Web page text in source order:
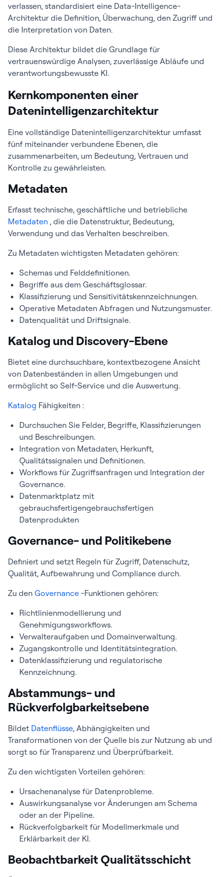
verlassen, standardisiert eine Data-Intelligence-
Architektur die Definition, Überwachung, den Zugriff und
die Interpretation von Daten.
Diese Architektur bildet die Grundlage für
vertrauenswürdige Analysen, zuverlässige Abläufe und
verantwortungsbewusste KI.
Kernkomponenten einer
Datenintelligenzarchitektur
Eine vollständige Datenintelligenzarchitektur umfasst
fünf miteinander verbundene Ebenen, die
zusammenarbeiten, um Bedeutung, Vertrauen und
Kontrolle zu gewährleisten.
Metadaten
Erfasst technische, geschäftliche und betriebliche
Metadaten , die die Datenstruktur, Bedeutung,
Verwendung und das Verhalten beschreiben.
Zu Metadaten wichtigsten Metadaten gehören:
Schemas und Felddefinitionen.
Begriffe aus dem Geschäftsglossar.
Klassifizierung und Sensitivitätskennzeichnungen.
Operative Metadaten Abfragen und Nutzungsmuster.
Datenqualität und Driftsignale.
Katalog und Discovery-Ebene
Bietet eine durchsuchbare, kontextbezogene Ansicht
von Datenbeständen in allen Umgebungen und
ermöglicht so Self-Service und die Auswertung.
Katalog Fähigkeiten :
Durchsuchen Sie Felder, Begriffe, Klassifizierungen
und Beschreibungen.
Integration von Metadaten, Herkunft,
Qualitätssignalen und Definitionen.
Workflows für Zugriffsanfragen und Integration der
Governance.
Datenmarktplatz mit
gebrauchsfertigengebrauchsfertigen
Datenprodukten
Governance- und Politikebene
Definiert und setzt Regeln für Zugriff, Datenschutz,
Qualität, Aufbewahrung und Compliance durch.
Zu den Governance -Funktionen gehören:
Richtlinienmodellierung und
Genehmigungsworkflows.
Verwalteraufgaben und Domainverwaltung.
Zugangskontrolle und Identitätsintegration.
Datenklassifizierung und regulatorische
Kennzeichnung.
Abstammungs- und
Rückverfolgbarkeitsebene
Bildet Datenflüsse, Abhängigkeiten und
Transformationen von der Quelle bis zur Nutzung ab und
sorgt so für Transparenz und Überprüfbarkeit.
Zu den wichtigsten Vorteilen gehören:
Ursachenanalyse für Datenprobleme.
Auswirkungsanalyse vor Änderungen am Schema
oder an der Pipeline.
Rückverfolgbarkeit für Modellmerkmale und
Erklärbarkeit der KI.
Beobachtbarkeit Qualitätsschicht